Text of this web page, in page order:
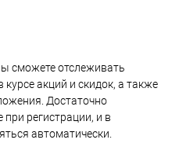
сможете отслеживать
акций и скидок, а также
Достаточно
регистрации, и в
автоматически.